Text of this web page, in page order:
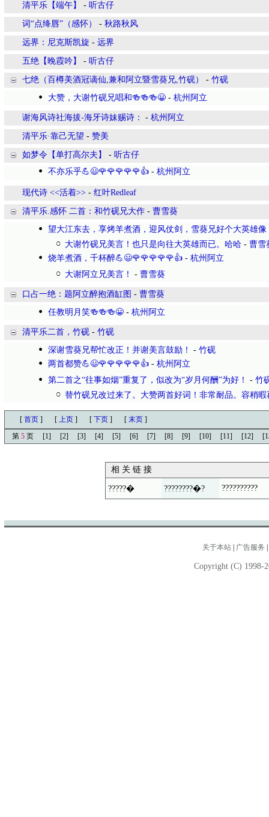
清平乐【端午】 - 听古仔
词“点绛唇”（感怀） - 秋路秋风
远界：尼克斯凯旋 - 远界
五绝【晚霞吟】 - 听古仔
七绝（百樽美酒冠谪仙,兼和阿立暨雪葵兄,竹砚） - 竹砚
大赞，大谢竹砚兄唱和🍻🍻🍻😀 - 杭州阿立
谢海风诗社海拔-海牙诗妹赐诗： - 杭州阿立
清平乐·靠己无望 - 赞美
如梦令【单打高尔夫】 - 听古仔
不亦乐乎💪😃🌹🌹🌹🌹🌹👍 - 杭州阿立
现代诗 <<活着>> - 红叶Redleaf
清平乐.感怀 二首：和竹砚兄大作 - 曹雪葵
望大江东去，享烤羊煮酒，迎风仗剑，雪葵兄好个大英雄像
大谢竹砚兄美言！也只是向往大英雄而已。哈哈 - 曹雪
烧羊煮酒，千杯醉💪😃🌹🌹🌹🌹🌹👍 - 杭州阿立
大谢阿立兄美言！
- 曹雪葵
口占一绝：题阿立醉抱酒缸图 - 曹雪葵
任教明月笑🍻🍻🍻😀 - 杭州阿立
清平乐二首，竹砚 - 竹砚
深谢雪葵兄帮忙改正！并谢美言鼓励！
- 竹砚
两首都赞💪😃🌹🌹🌹🌹🌹👍 - 杭州阿立
第二首之“往事如烟”重复了，似改为“岁月何酬”为好！
- 竹
替竹砚兄改过来了。大赞两首好词！非常耐品。容稍暇
[ 首页 ] [ 上页 ] [ 下页 ] [ 末页 ]
第 5 页 [1] [2] [3] [4] [5] [6] [7] [8] [9] [10] [11] [12]
相 关 链 接
?????� ????????�? ??????????
关于本站 广告服务
Copyright (C) 1998-